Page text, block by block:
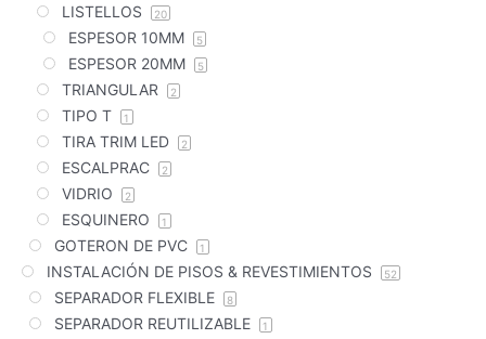
LISTELLOS 20
ESPESOR 10MM 5
ESPESOR 20MM 5
TRIANGULAR 2
TIPO T 1
TIRA TRIM LED 2
ESCALPRAC 2
VIDRIO 2
ESQUINERO 1
GOTERON DE PVC 1
INSTALACIÓN DE PISOS & REVESTIMIENTOS 52
SEPARADOR FLEXIBLE 8
SEPARADOR REUTILIZABLE 1